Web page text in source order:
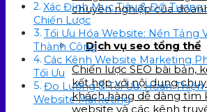
chuyên nghiệp của
Dịch vụ seo tổng thể
Chiến lược SEO bài bản,
kết hợp với nội dung
khách hàng dễ dàng tìm
website và các kênh
Xác Định Mục Tiêu & Đối
Chiến Lược
Tối Ưu Hóa Website: Nền Tảng
Thành Công
Các Kênh Website Marketing
Tối Ưu
Đo Lường & Tối Ưu: Hoàn Thiện
Website Marketing